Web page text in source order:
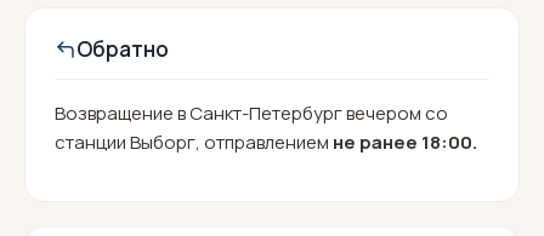
Обратно
Возвращение в Санкт-Петербург вечером со
станции Выборг, отправлением не ранее 18:00.